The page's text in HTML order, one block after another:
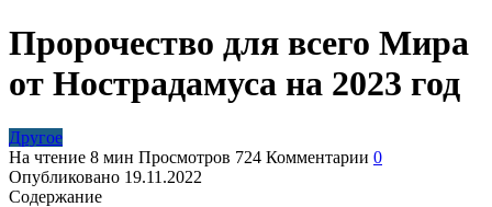
Пророчество для всего Мира
от Нострадамуса на 2023 год
Другое
На чтение 8 мин Просмотров 724 Комментарии 0
Опубликовано 19.11.2022
Содержание